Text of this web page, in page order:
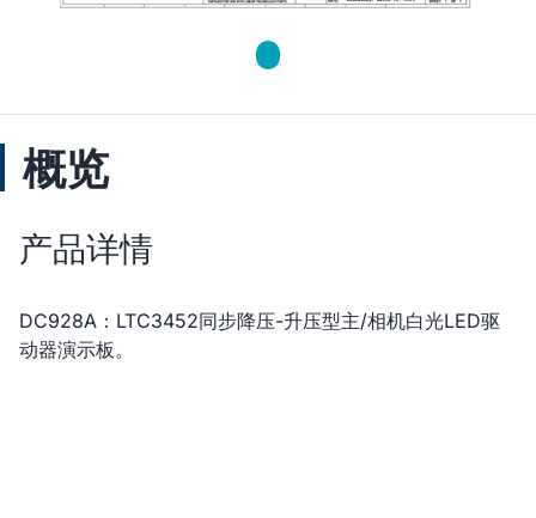
概览
产品详情
DC928A：LTC3452同步降压-升压型主/相机白光LED驱
动器演示板。